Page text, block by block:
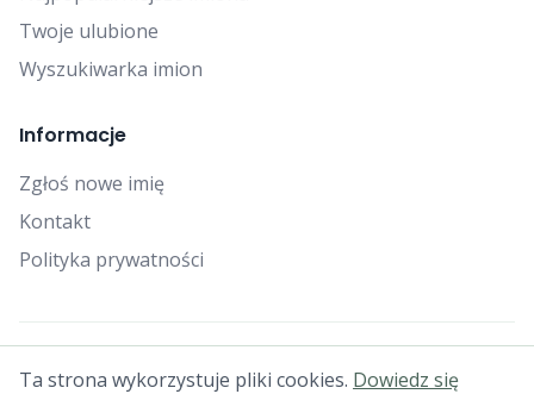
Twoje ulubione
Wyszukiwarka imion
Informacje
Zgłoś nowe imię
Kontakt
Polityka prywatności
© 2025 Falcon Bytes. Wszelkie prawa zastrzeżone.
Ta strona wykorzystuje pliki cookies. Dowiedz się